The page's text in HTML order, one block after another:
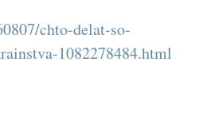
chto-delat-so-
1082278484.html